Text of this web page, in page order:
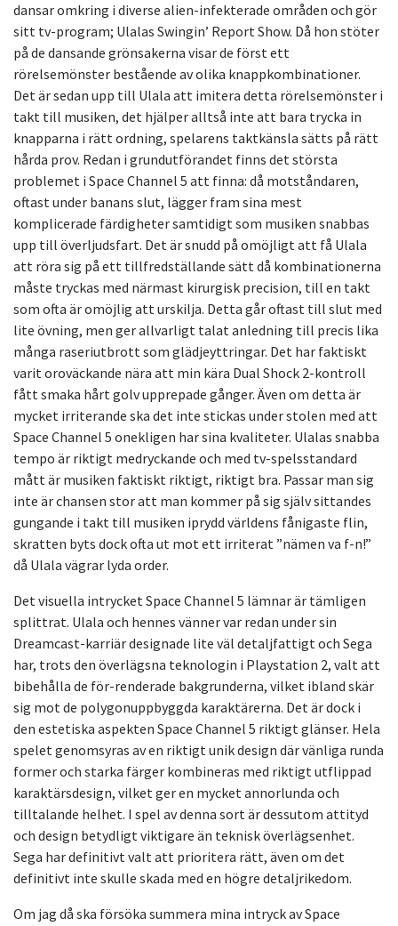
dansar omkring i diverse alien-infekterade områden och gör
sitt tv-program; Ulalas Swingin’ Report Show. Då hon stöter
på de dansande grönsakerna visar de först ett
rörelsemönster bestående av olika knappkombinationer.
Det är sedan upp till Ulala att imitera detta rörelsemönster i
takt till musiken, det hjälper alltså inte att bara trycka in
knapparna i rätt ordning, spelarens taktkänsla sätts på rätt
hårda prov. Redan i grundutförandet finns det största
problemet i Space Channel 5 att finna: då motståndaren,
oftast under banans slut, lägger fram sina mest
komplicerade färdigheter samtidigt som musiken snabbas
upp till överljudsfart. Det är snudd på omöjligt att få Ulala
att röra sig på ett tillfredställande sätt då kombinationerna
måste tryckas med närmast kirurgisk precision, till en takt
som ofta är omöjlig att urskilja. Detta går oftast till slut med
lite övning, men ger allvarligt talat anledning till precis lika
många raseriutbrott som glädjeyttringar. Det har faktiskt
varit oroväckande nära att min kära Dual Shock 2-kontroll
fått smaka hårt golv upprepade gånger. Även om detta är
mycket irriterande ska det inte stickas under stolen med att
Space Channel 5 onekligen har sina kvaliteter. Ulalas snabba
tempo är riktigt medryckande och med tv-spelsstandard
mått är musiken faktiskt riktigt, riktigt bra. Passar man sig
inte är chansen stor att man kommer på sig själv sittandes
gungande i takt till musiken iprydd världens fånigaste flin,
skratten byts dock ofta ut mot ett irriterat ”nämen va f-n!”
då Ulala vägrar lyda order.
Det visuella intrycket Space Channel 5 lämnar är tämligen
splittrat. Ulala och hennes vänner var redan under sin
Dreamcast-karriär designade lite väl detaljfattigt och Sega
har, trots den överlägsna teknologin i Playstation 2, valt att
bibehålla de för-renderade bakgrunderna, vilket ibland skär
sig mot de polygonuppbyggda karaktärerna. Det är dock i
den estetiska aspekten Space Channel 5 riktigt glänser. Hela
spelet genomsyras av en riktigt unik design där vänliga runda
former och starka färger kombineras med riktigt utflippad
karaktärsdesign, vilket ger en mycket annorlunda och
tilltalande helhet. I spel av denna sort är dessutom attityd
och design betydligt viktigare än teknisk överlägsenhet.
Sega har definitivt valt att prioritera rätt, även om det
definitivt inte skulle skada med en högre detaljrikedom.
Om jag då ska försöka summera mina intryck av Space